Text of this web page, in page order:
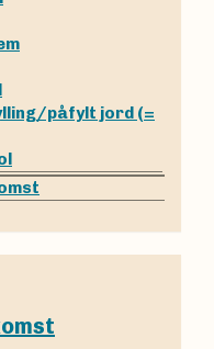
påfylt jord (=